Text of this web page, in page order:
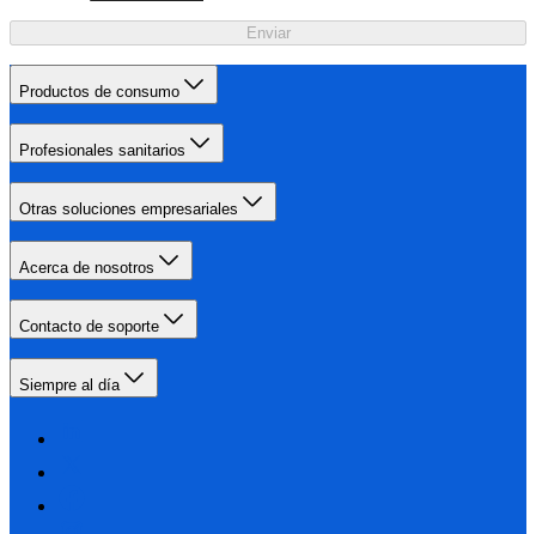
Enviar
Productos de consumo
Profesionales sanitarios
Otras soluciones empresariales
Acerca de nosotros
Contacto de soporte
Siempre al día